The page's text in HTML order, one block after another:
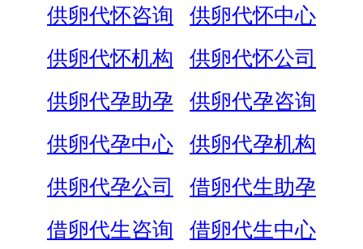
供卵代怀咨询
供卵代怀中心
供卵代怀机构
供卵代怀公司
供卵代孕助孕
供卵代孕咨询
供卵代孕中心
供卵代孕机构
供卵代孕公司
借卵代生助孕
借卵代生咨询
借卵代生中心